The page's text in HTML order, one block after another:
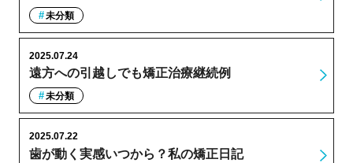
未分類
遠方への引越しでも矯正治療継続例
2025.07.24
未分類
歯が動く実感いつから？私の矯正日記
2025.07.22